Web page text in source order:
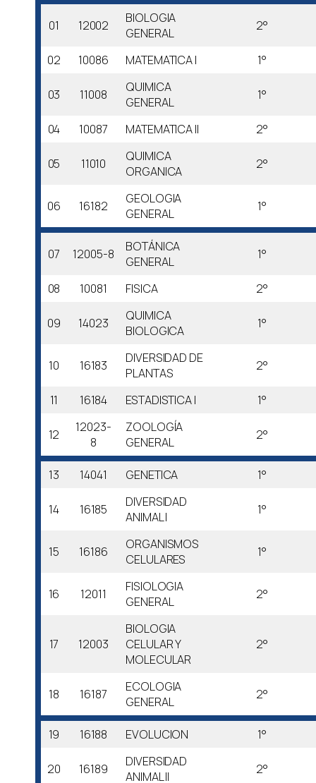
01 12002
BIOLOGIA
GENERAL
2°
02 10086 MATEMATICA I 1°
03 11008
QUIMICA
GENERAL
1°
04 10087 MATEMATICA II 2°
05 11010
QUIMICA
ORGANICA
2°
06 16182
GEOLOGIA
GENERAL
1°
07 12005-8
BOTÁNICA
GENERAL
1°
08 10081 FISICA 2°
09 14023
QUIMICA
BIOLOGICA
1°
10 16183
DIVERSIDAD DE
PLANTAS
2°
11 16184 ESTADISTICA I 1°
12
12023-
8
ZOOLOGÍA
GENERAL
2°
13 14041 GENETICA 1°
14 16185
DIVERSIDAD
ANIMAL I
1°
15 16186
ORGANISMOS
CELULARES
1°
16 12011
FISIOLOGIA
GENERAL
2°
17 12003
BIOLOGIA
CELULAR Y
MOLECULAR
2°
18 16187
ECOLOGIA
GENERAL
2°
19 16188 EVOLUCION 1°
20 16189
DIVERSIDAD
ANIMAL II
2°